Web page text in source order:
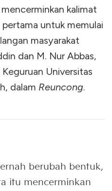
kalimat
pertama untuk memulai
masyarakat
dan M. Nur Abbas,
Universitas
dalam Reuncong.
berubah bentuk,
itu mencerminkan